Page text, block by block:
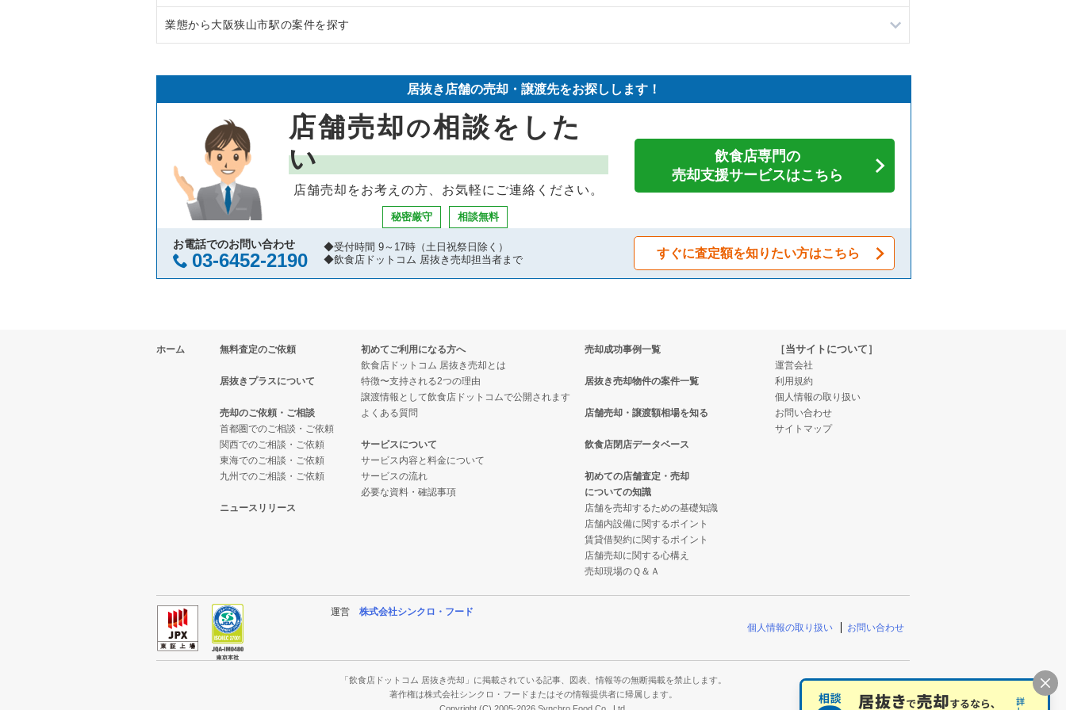
大阪市中央区の飲食店の居抜き売却物件の案件一覧
堺市北区の飲食店の居抜き売却物件の案件一覧
堺市中区の飲食店の居抜き売却物件の案件一覧
大阪市西区の飲食店の居抜き売却物件の案件一覧
茨木市の飲食店の居抜き売却物件の案件一覧
大阪市福島区の飲食店の居抜き売却物件の案件一覧
豊中市の飲食店の居抜き売却物件の案件一覧
大阪市阿倍野区の飲食店の居抜き売却物件の案件一覧
東大阪市の飲食店の居抜き売却物件の案件一覧
吹田市の飲食店の居抜き売却物件の案件一覧
大阪市西成区の飲食店の居抜き売却物件の案件一覧
堺市堺区の飲食店の居抜き売却物件の案件一覧
寝屋川市の飲食店の居抜き売却物件の案件一覧
大阪市天王寺区の飲食店の居抜き売却物件の案件一覧
高石市の飲食店の居抜き売却物件の案件一覧
大阪府のラーメンの居抜き売却物件の案件一覧
大阪府のイタリア料理の居抜き売却物件の案件一覧
大阪府の中華の居抜き売却物件の案件一覧
大阪府のそば・うどんの居抜き売却物件の案件一覧
大阪府の寿司の居抜き売却物件の案件一覧
大阪府の焼肉の居抜き売却物件の案件一覧
大阪府の鉄板焼き・お好み焼の居抜き売却物件の案件一覧
大阪府のカフェの居抜き売却物件の案件一覧
大阪府のテイクアウトの居抜き売却物件の案件一覧
大阪府のお弁当・惣菜・デリの居抜き売却物件の案件一覧
大阪府のカラオケ・パブ・スナックの居抜き売却物件の案件一覧
大阪府のバーの居抜き売却物件の案件一覧
大阪府の洋食の居抜き売却物件の案件一覧
大阪府のその他の居抜き売却物件の案件一覧
業態から大阪狭山市駅の案件を探す
大阪狭山市駅の居酒屋・ダイニングバーの居抜き売却物件の案件一覧
居抜き店舗の売却・譲渡先をお探しします！
店舗売却の相談をした
い
店舗売却をお考えの方、お気軽にご連絡ください。
秘密厳守 相談無料
飲食店専門の
売却支援サービスはこちら
お電話でのお問い合わせ
03-6452-2190
◆受付時間 9～17時（土日祝祭日除く）
◆飲食店ドットコム 居抜き売却担当者まで
すぐに査定額を知りたい方はこちら
ホーム 無料査定のご依頼
居抜きプラスについて
売却のご依頼・ご相談
首都圏でのご相談・ご依頼
関西でのご相談・ご依頼
東海でのご相談・ご依頼
九州でのご相談・ご依頼
ニュースリリース
初めてご利用になる方へ
飲食店ドットコム 居抜き売却とは
特徴〜支持される2つの理由
譲渡情報として飲食店ドットコムで公開されます
よくある質問
サービスについて
サービス内容と料金について
サービスの流れ
必要な資料・確認事項
売却成功事例一覧
居抜き売却物件の案件一覧
店舗売却・譲渡額相場を知る
飲食店閉店データベース
初めての店舗査定・売却
についての知識
店舗を売却するための基礎知識
店舗内設備に関するポイント
賃貸借契約に関するポイント
店舗売却に関する心構え
売却現場のＱ＆Ａ
［当サイトについて］
運営会社
利用規約
個人情報の取り扱い
お問い合わせ
サイトマップ
運営 株式会社シンクロ・フード
個人情報の取り扱い
お問い合わせ
「飲食店ドットコム 居抜き売却」に掲載されている記事、図表、情報等の無断掲載を禁止します。
著作権は株式会社シンクロ・フードまたはその情報提供者に帰属します。